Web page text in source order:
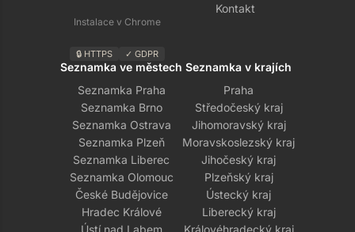
Instalace v Chrome
🔒 HTTPS ✓ GDPR
Kontakt
Seznamka ve městech
Seznamka Praha
Seznamka Brno
Seznamka Ostrava
Seznamka Plzeň
Seznamka Liberec
Seznamka Olomouc
České Budějovice
Hradec Králové
Ústí nad Labem
Seznamka v krajích
Praha
Středočeský kraj
Jihomoravský kraj
Moravskoslezský kraj
Jihočeský kraj
Plzeňský kraj
Ústecký kraj
Liberecký kraj
Královéhradecký kraj